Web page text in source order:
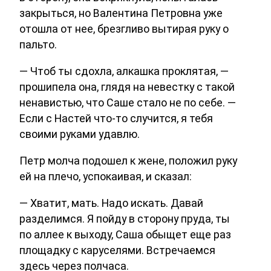
закрыться, но Валентина Петровна уже
отошла от нее, брезгливо вытирая руку о
пальто.
— Чтоб ты сдохла, алкашка проклятая, —
прошипела она, глядя на невестку с такой
ненавистью, что Саше стало не по себе. —
Если с Настей что-то случится, я тебя
своими руками удавлю.
Петр молча подошел к жене, положил руку
ей на плечо, успокаивая, и сказал:
— Хватит, мать. Надо искать. Давай
разделимся. Я пойду в сторону пруда, ты
по аллее к выходу, Саша обыщет еще раз
площадку с каруселями. Встречаемся
здесь через полчаса.